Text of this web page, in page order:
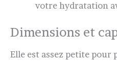
votre hydratation
Dimensions et
Elle est assez petite pour